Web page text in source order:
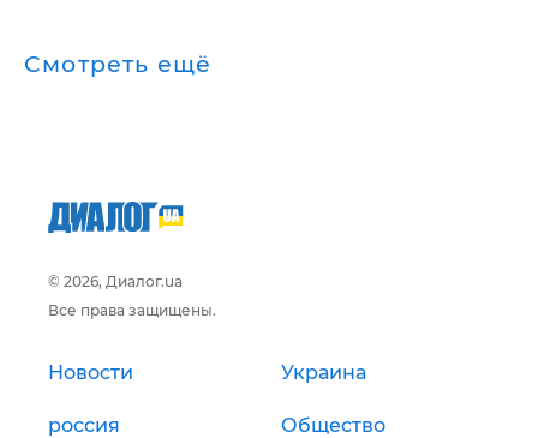
Смотреть ещё
© 2026, Диалог.ua
Все права защищены.
Новости Украина
россия Общество